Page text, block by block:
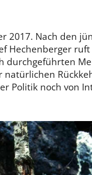
2017. Nach den
Hechenberger
durchgeführten
Politik noch von
uns eine
welche
Deine
Website